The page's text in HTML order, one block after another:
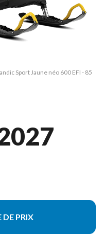
Sport Jaune néo 600 EFI - 85
PRIX